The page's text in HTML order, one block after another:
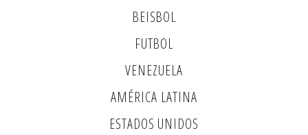
BEISBOL
FUTBOL
VENEZUELA
AMÉRICA LATINA
ESTADOS UNIDOS